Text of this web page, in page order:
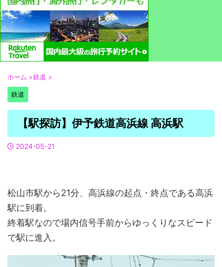
ホーム >鉄道 >
鉄道
【駅探訪】伊予鉄道高浜線 高浜駅
2024-05-21
松山市駅から21分、高浜線の起点・終点である高浜
駅に到着。
終着駅なので場内信号手前からゆっくりなスピード
で駅に進入。